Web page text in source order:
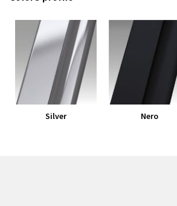
Silver Nero